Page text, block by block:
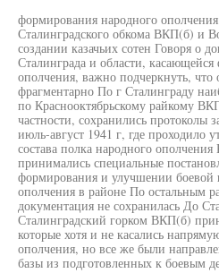
формирования народного
Сталинградского обкома ВКП(б) и
создании казачьих сотен Говоря о
Сталинграда и области,
ополчения, важно подчеркнуть, что
фрагментарно По г Сталинграду
по Краснооктябрьскому райкому
частности, сохранились протоколы
июль-август 1941 г, где проходило
состава полка народного ополчения
принимались специальные
формирования и улучшении боевой
ополчения в районе По остальным
документация не сохранилась До
Сталинградский горком ВКП(б)
которые хотя и не касались
ополчения, но все же были
базы из подготовленных к боевым